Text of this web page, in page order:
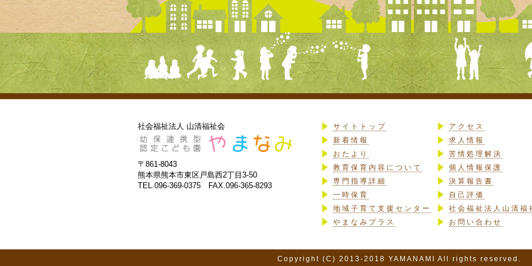
社会福祉法人 山清福祉会
〒861-8043
熊本県熊本市東区戸島西2丁目3-50
TEL.096-369-0375 FAX.096-365-8293
サイトトップ
新着情報
おたより
教育保育内容について
専門指導詳細
一時保育
地域子育て支援センター
やまなみプラス
アクセス
求人情報
苦情処理解決
個人情報保護
決算報告書
自己評価
社会福祉法人山清福
お問い合わせ
Copyright (C) 2013-2018 YAMANAMI All rights reserved.